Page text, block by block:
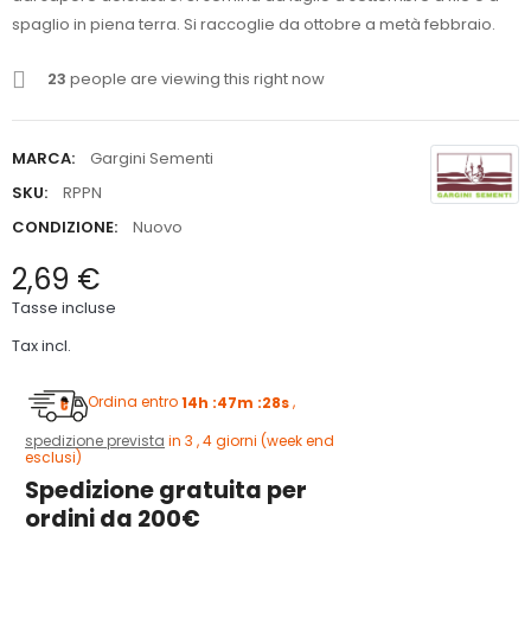
spaglio in piena terra. Si raccoglie da ottobre a metà febbraio.
23 people are viewing this right now
MARCA:
Gargini Sementi
SKU:
RPPN
CONDIZIONE:
Nuovo
2,69 €
Tasse incluse
Tax incl.
Ordina entro14h :47m :28s,
spedizione prevista in 3 , 4 giorni (week end
esclusi)
Spedizione gratuita per
ordini da 200€